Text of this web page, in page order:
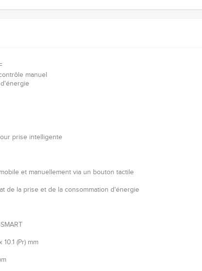
manuel
prise intelligente
et manuellement via un bouton tactile
de la prise et de la consommation d'énergie
10.1 (Pr) mm